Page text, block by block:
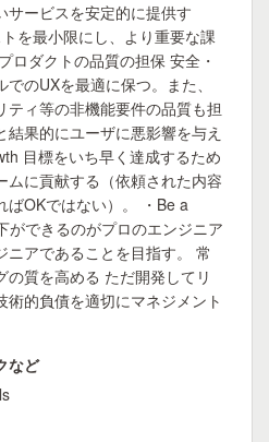
サービスを安定的に提供す
を最小限にし、より重要な課
ロダクトの品質の担保 安全・
のUXを最適に保つ。また、
ィ等の非機能要件の品質も担
果的にユーザに悪影響を与え
目標をいち早く達成するため
ムに貢献する（依頼された内容
ばOKではない）。 ・Be a
できるのがプロのエンジニア
ニアであることを目指す。 常
質を高める ただ開発してリ
術的負債を適切にマネジメント
など